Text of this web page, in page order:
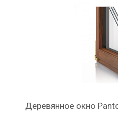
Деревянное окно